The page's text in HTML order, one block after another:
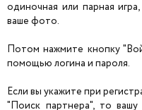
одиночная или парная
ваше фото.
Потом нажмите кнопку
помощью логина и пароля.
Если вы укажите при
"Поиск партнера", то